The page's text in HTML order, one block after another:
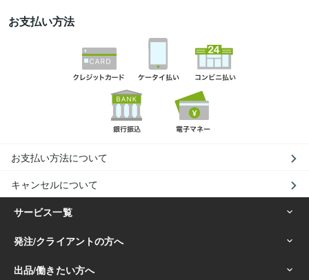
お支払い方法
お支払い方法について
キャンセルについて